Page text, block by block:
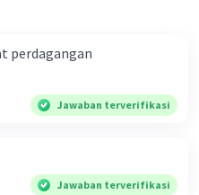
perdagangan
Jawaban terverifikasi
Jawaban terverifikasi